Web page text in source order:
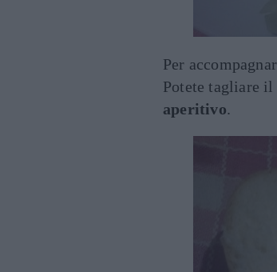
Per
Potete tagliare
aperitivo.